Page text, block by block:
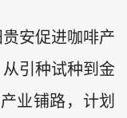
安促进咖啡产
引种试种到金
业铺路，计划